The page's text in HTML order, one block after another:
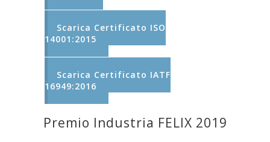
Scarica Certificato ISO
14001:2015
Scarica Certificato IATF
16949:2016
Premio Industria FELIX 2019